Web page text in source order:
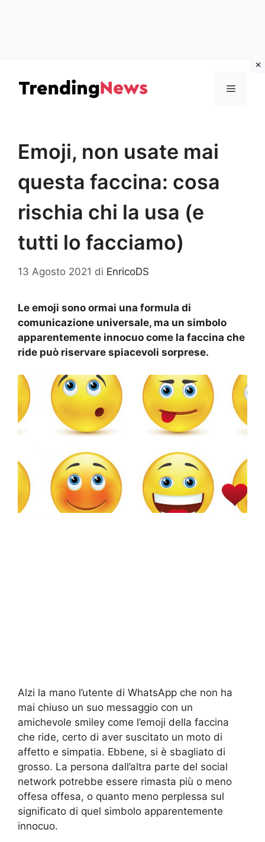
contenuto
Menu
Emoji, non usate mai
questa faccina: cosa
rischia chi la usa (e
tutti lo facciamo)
13 Agosto 2021 di EnricoDS
Le emoji sono ormai una formula di
comunicazione universale, ma un simbolo
apparentemente innocuo come la faccina che
ride può riservare spiacevoli sorprese.
Alzi la mano l’utente di WhatsApp che non ha
mai chiuso un suo messaggio con un
amichevole smiley come l’emoji della faccina
che ride, certo di aver suscitato un moto di
affetto e simpatia. Ebbene, si è sbagliato di
grosso. La persona dall’altra parte del social
network potrebbe essere rimasta più o meno
offesa offesa, o quanto meno perplessa sul
significato di quel simbolo apparentemente
innocuo.